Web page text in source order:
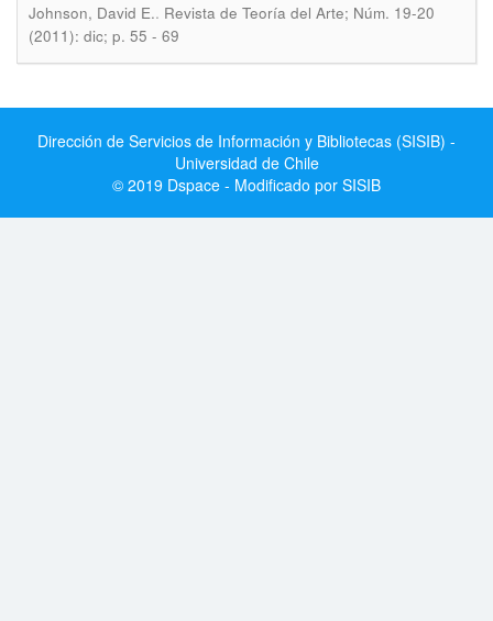
Johnson, David E.. Revista de Teoría del Arte; Núm. 19-20
(2011): dic; p. 55 - 69
Dirección de Servicios de Información y Bibliotecas (SISIB) -
Universidad de Chile
© 2019 Dspace - Modificado por SISIB